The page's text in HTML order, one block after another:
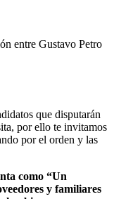
entre Gustavo Petro
que disputarán
por ello te invitamos
por el orden y las
como “Un
y familiares